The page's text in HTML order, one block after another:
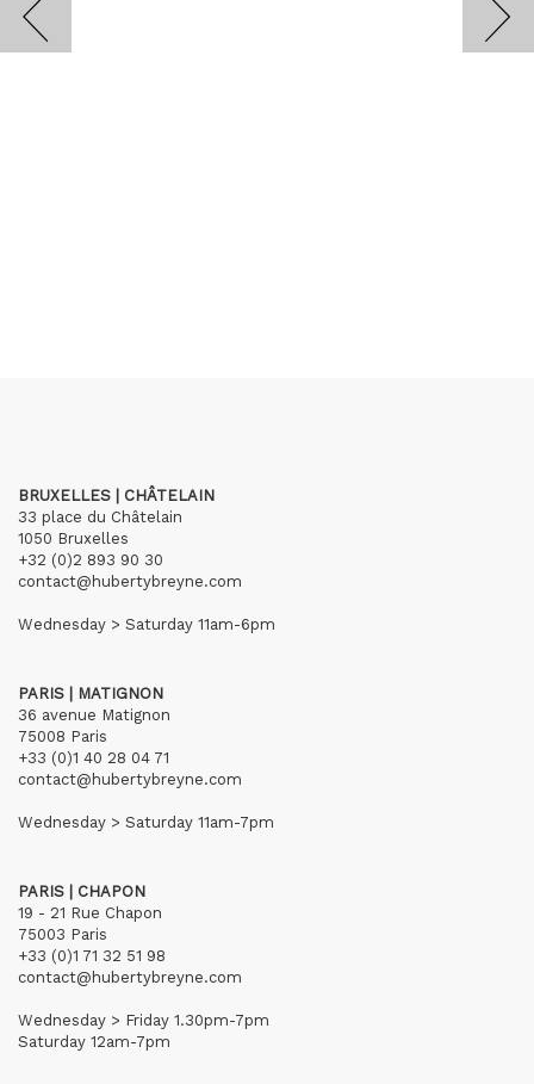
BRUXELLES | CHÂTELAIN
33 place du Châtelain
1050 Bruxelles
+32 (0)2 893 90 30
contact@hubertybreyne.com
Wednesday > Saturday 11am-6pm
PARIS | MATIGNON
36 avenue Matignon
75008 Paris
+33 (0)1 40 28 04 71
contact@hubertybreyne.com
Wednesday > Saturday 11am-7pm
PARIS | CHAPON
19 - 21 Rue Chapon
75003 Paris
+33 (0)1 71 32 51 98
contact@hubertybreyne.com
Wednesday > Friday 1.30pm-7pm
Saturday 12am-7pm